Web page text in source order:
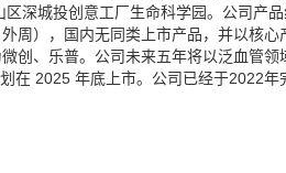
深城投创意工厂生命科学园。公司产
周），国内无同类上市产品，并以核心
创、乐普。公司未来五年将以泛血管领
在 2025 年底上市。公司已经于2022年